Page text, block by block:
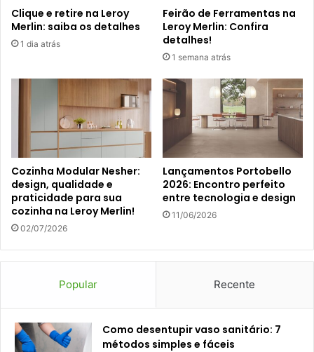
Clique e retire na Leroy
Merlin: saiba os detalhes
1 dia atrás
Feirão de Ferramentas na
Leroy Merlin: Confira
detalhes!
1 semana atrás
Cozinha Modular Nesher:
design, qualidade e
praticidade para sua
cozinha na Leroy Merlin!
02/07/2026
Lançamentos Portobello
2026: Encontro perfeito
entre tecnologia e design
11/06/2026
Popular Recente
Como desentupir vaso sanitário: 7
métodos simples e fáceis